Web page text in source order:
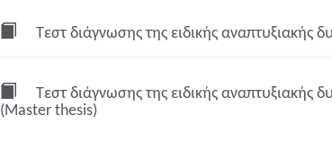
Τεστ διάγνωσης της ειδικής αναπτυξιακής
Τεστ διάγνωσης της ειδικής αναπτυξιακής
(Master thesis)